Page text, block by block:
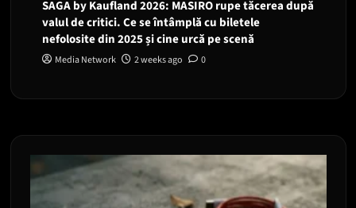
SAGA by Kaufland 2026: MASIRO rupe tăcerea după
valul de critici. Ce se întâmplă cu biletele
nefolosite din 2025 și cine urcă pe scenă
Media Network 2 weeks ago 0